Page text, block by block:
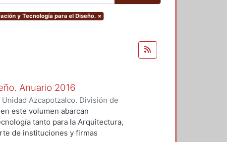
y Tecnología para el Diseño. ×
Anuario 2016
Azcapotzalco. División de
y Tecnología para el
este volumen abarcan
tanto para la Arquitectura,
de instituciones y firmas